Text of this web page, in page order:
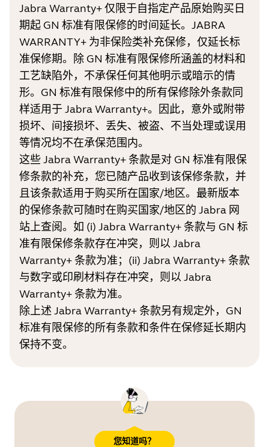
Jabra Warranty+ 仅限于自指定产品原始购买日
期起 GN 标准有限保修的时间延长。JABRA
WARRANTY+ 为非保险类补充保修，仅延长标
准保修期。除 GN 标准有限保修所涵盖的材料和
工艺缺陷外，不承保任何其他明示或暗示的情
形。GN 标准有限保修中的所有保修除外条款同
样适用于 Jabra Warranty+。因此，意外或附带
损坏、间接损坏、丢失、被盗、不当处理或误用
等情况均不在承保范围内。
这些 Jabra Warranty+ 条款是对 GN 标准有限保
修条款的补充，您已随产品收到该保修条款，并
且该条款适用于购买所在国家/地区。最新版本
的保修条款可随时在购买国家/地区的 Jabra 网
站上查阅。如 (i) Jabra Warranty+ 条款与 GN 标
准有限保修条款存在冲突，则以 Jabra
Warranty+ 条款为准；(ii) Jabra Warranty+ 条款
与数字或印刷材料存在冲突，则以 Jabra
Warranty+ 条款为准。
除上述 Jabra Warranty+ 条款另有规定外，GN
标准有限保修的所有条款和条件在保修延长期内
保持不变。
您知道吗？